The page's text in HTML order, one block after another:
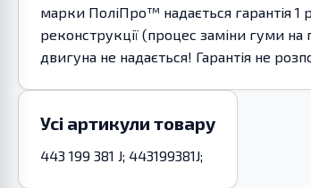
марки ПоліПро™ надається гарантія
реконструкції (процес заміни гуми на
двигуна не надається! Гарантія не
Усі артикули товару
443 199 381 J; 443199381J;